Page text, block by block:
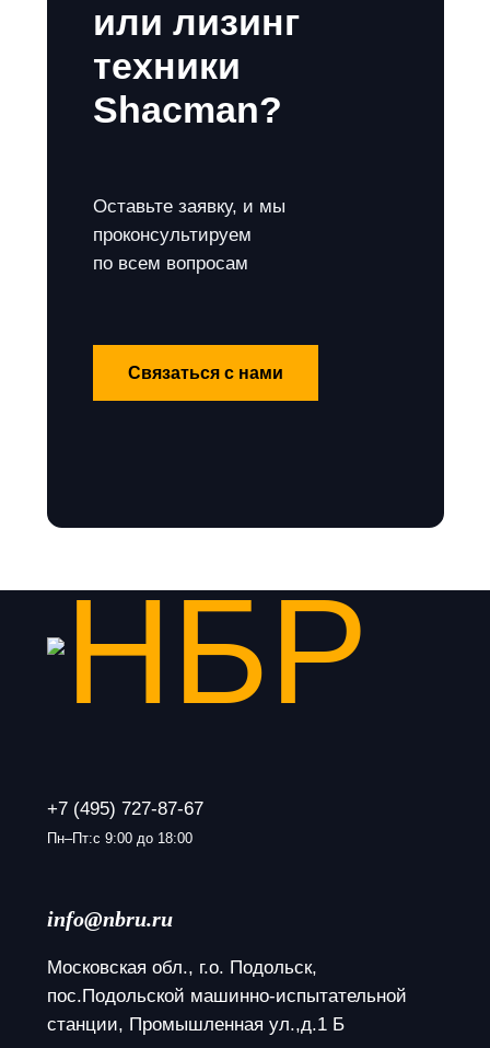
или лизинг
техники
Shacman?
Оставьте заявку, и мы
проконсультируем
по всем вопросам
Связаться с нами
+7 (495) 727-87-67
Пн–Пт:с 9:00 до 18:00
info@nbru.ru
Московская обл., г.о. Подольск,
пос.Подольской машинно-испытательной
станции, Промышленная ул.,д.1 Б